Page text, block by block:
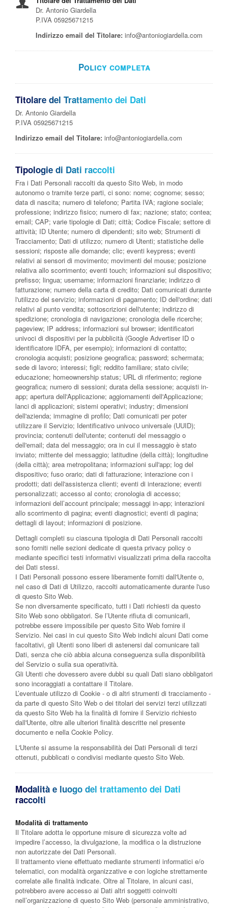
Dr. Antonio Giardella
P.IVA 05925671215
Indirizzo email del Titolare: info@antoniogiardella.com
Policy completa
Titolare del Trattamento dei Dati
Dr. Antonio Giardella
P.IVA 05925671215
Indirizzo email del Titolare: info@antoniogiardella.com
Tipologie di Dati raccolti
Fra i Dati Personali raccolti da questo Sito Web, in modo
autonomo o tramite terze parti, ci sono: nome; cognome; sesso;
data di nascita; numero di telefono; Partita IVA; ragione sociale;
professione; indirizzo fisico; numero di fax; nazione; stato; contea;
email; CAP; varie tipologie di Dati; città; Codice Fiscale; settore di
attività; ID Utente; numero di dipendenti; sito web; Strumenti di
Tracciamento; Dati di utilizzo; numero di Utenti; statistiche delle
sessioni; risposte alle domande; clic; eventi keypress; eventi
relativi ai sensori di movimento; movimenti del mouse; posizione
relativa allo scorrimento; eventi touch; informazioni sul dispositivo;
prefisso; lingua; username; informazioni finanziarie; indirizzo di
fatturazione; numero della carta di credito; Dati comunicati durante
l'utilizzo del servizio; informazioni di pagamento; ID dell'ordine; dati
relativi al punto vendita; sottoscrizioni dell'utente; indirizzo di
spedizione; cronologia di navigazione; cronologia delle ricerche;
pageview; IP address; informazioni sul browser; identificatori
univoci di dispositivi per la pubblicità (Google Advertiser ID o
identificatore IDFA, per esempio); informazioni di contatto;
cronologia acquisti; posizione geografica; password; schermata;
sede di lavoro; interessi; figli; reddito familiare; stato civile;
educazione; homeownership status; URL di riferimento; regione
geografica; numero di sessioni; durata della sessione; acquisti in-
app; apertura dell'Applicazione; aggiornamenti dell'Applicazione;
lanci di applicazioni; sistemi operativi; industry; dimensioni
dell'azienda; immagine di profilo; Dati comunicati per poter
utilizzare il Servizio; Identificativo univoco universale (UUID);
provincia; contenuti dell'utente; contenuti del messaggio o
dell'email; data del messaggio; ora in cui il messaggio è stato
inviato; mittente del messaggio; latitudine (della città); longitudine
(della città); area metropolitana; informazioni sull'app; log del
dispositivo; fuso orario; dati di fatturazione; interazione con i
prodotti; dati dell'assistenza clienti; eventi di interazione; eventi
personalizzati; accesso al conto; cronologia di accesso;
informazioni dell’account principale; messaggi in-app; interazioni
allo scorrimento di pagina; eventi diagnostici; eventi di pagina;
dettagli di layout; informazioni di posizione.
Dettagli completi su ciascuna tipologia di Dati Personali raccolti
sono forniti nelle sezioni dedicate di questa privacy policy o
mediante specifici testi informativi visualizzati prima della raccolta
dei Dati stessi.
I Dati Personali possono essere liberamente forniti dall'Utente o,
nel caso di Dati di Utilizzo, raccolti automaticamente durante l'uso
di questo Sito Web.
Se non diversamente specificato, tutti i Dati richiesti da questo
Sito Web sono obbligatori. Se l’Utente rifiuta di comunicarli,
potrebbe essere impossibile per questo Sito Web fornire il
Servizio. Nei casi in cui questo Sito Web indichi alcuni Dati come
facoltativi, gli Utenti sono liberi di astenersi dal comunicare tali
Dati, senza che ciò abbia alcuna conseguenza sulla disponibilità
del Servizio o sulla sua operatività.
Gli Utenti che dovessero avere dubbi su quali Dati siano obbligatori
sono incoraggiati a contattare il Titolare.
L’eventuale utilizzo di Cookie - o di altri strumenti di tracciamento -
da parte di questo Sito Web o dei titolari dei servizi terzi utilizzati
da questo Sito Web ha la finalità di fornire il Servizio richiesto
dall'Utente, oltre alle ulteriori finalità descritte nel presente
documento e nella Cookie Policy.
L'Utente si assume la responsabilità dei Dati Personali di terzi
ottenuti, pubblicati o condivisi mediante questo Sito Web.
Modalità e luogo del trattamento dei Dati
raccolti
Modalità di trattamento
Il Titolare adotta le opportune misure di sicurezza volte ad
impedire l’accesso, la divulgazione, la modifica o la distruzione
non autorizzate dei Dati Personali.
Il trattamento viene effettuato mediante strumenti informatici e/o
telematici, con modalità organizzative e con logiche strettamente
correlate alle finalità indicate. Oltre al Titolare, in alcuni casi,
potrebbero avere accesso ai Dati altri soggetti coinvolti
nell’organizzazione di questo Sito Web (personale amministrativo,